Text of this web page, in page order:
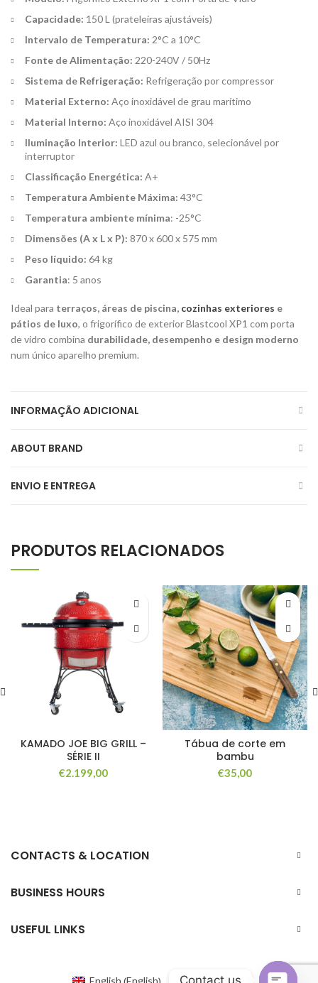
Capacidade: 150 L (prateleiras ajustáveis)
Intervalo de Temperatura: 2°C a 10°C
Fonte de Alimentação: 220-240V / 50Hz
Sistema de Refrigeração: Refrigeração por compressor
Material Externo: Aço inoxidável de grau marítimo
Material Interno: Aço inoxidável AISI 304
Iluminação Interior: LED azul ou branco, selecionável por
interruptor
Classificação Energética: A+
Temperatura Ambiente Máxima: 43°C
Temperatura ambiente mínima: -25°C
Dimensões (A x L x P): 870 x 600 x 575 mm
Peso líquido: 64 kg
Garantia: 5 anos
Ideal para terraços, áreas de piscina, cozinhas exteriores e
pátios de luxo, o frigorífico de exterior Blastcool XP1 com porta
de vidro combina durabilidade, desempenho e design moderno
num único aparelho premium.
INFORMAÇÃO ADICIONAL
ABOUT BRAND
ENVIO E ENTREGA
PRODUTOS RELACIONADOS
KAMADO JOE BIG GRILL –
SÉRIE II
€2.199,00
Tábua de corte em
bambu
€35,00
CONTACTS & LOCATION
BUSINESS HOURS
USEFUL LINKS
English Contact us